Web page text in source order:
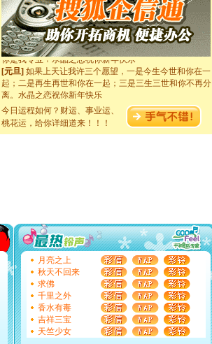
[圣诞节]奉上一颗祝福的心,在这个特别的日子里,愿幸福,
如意,快乐,鲜花,一切美好的祝愿与你同在.圣诞快乐!
[元旦]看到你我会触电；看不到你我要充电；没有你我会
断电。爱你是我职业，想你是我事业，抱你是我特长，吻
你是我专业！水晶之恋祝你新年快乐
[元旦]如果上天让我许三个愿望，一是今生今世和你在一
起；二是再生再世和你在一起；三是三生三世和你不再分
离。水晶之恋祝你新年快乐
[元旦]当我狠下心扭头离去那一刻，你在我身后无助地哭
泣，这痛楚让我明白我多么爱你。我转身抱住你：这猪不
卖了。水晶之恋祝你新年快乐。
[春节]风柔雨润好月圆，半岛铁盒伴身边，每日尽显开心
要平安！千万要知足！千万不要忘记我！
[圣诞节]不只这样的日子才会想起你,而是这样的日子才
能正大光明地骚扰你,告诉你,圣诞要快乐!新年要快乐!天天
都要快乐噢!
[圣诞节]
奉上一颗祝福的心,在这个特别的日子里,愿幸福,
如意,快乐,鲜花,一切美好的祝愿与你同在.圣诞快乐!
[元旦]
看到你我会触电；看不到你我要充电；没有你我会
断电。爱你是我职业，想你是我事业，抱你是我特长，吻
你是我专业！水晶之恋祝你新年快乐
[元旦] 如果上天让我许三个愿望，一是今生今世和你在一
今日运程如何？财运、事业运、
桃花运，给你详细道来！！！
月亮之上
秋天不回来
求佛
千里之外
香水有毒
吉祥三宝
天竺少女